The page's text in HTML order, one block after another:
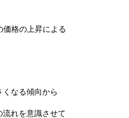
価格の上昇による
くなる傾向から
れを意識させて